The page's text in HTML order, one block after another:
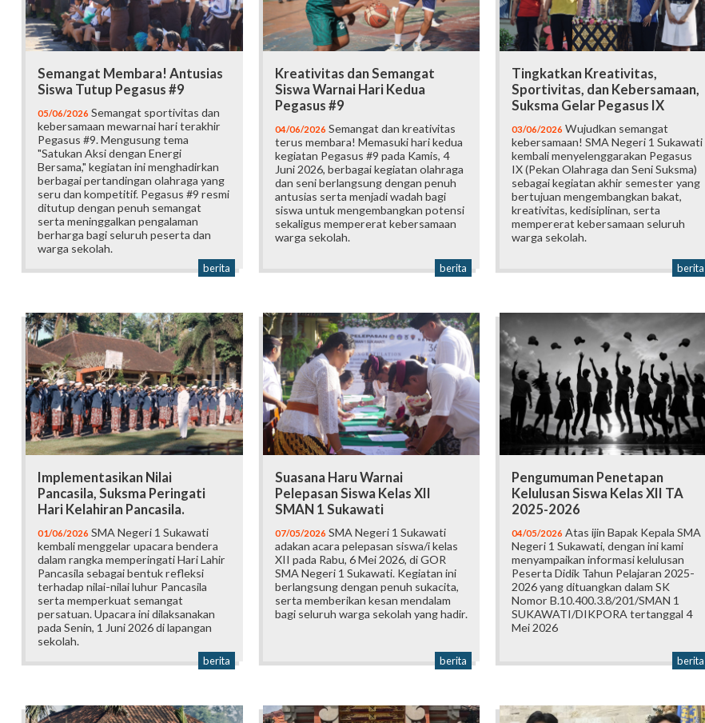
Semangat Membara! Antusias
Siswa Tutup Pegasus #9
05/06/2026 Semangat sportivitas dan
kebersamaan mewarnai hari terakhir
Pegasus #9. Mengusung tema
"Satukan Aksi dengan Energi
Bersama," kegiatan ini menghadirkan
berbagai pertandingan olahraga yang
seru dan kompetitif. Pegasus #9 resmi
ditutup dengan penuh semangat
serta meninggalkan pengalaman
berharga bagi seluruh peserta dan
warga sekolah.
berita
Kreativitas dan Semangat
Siswa Warnai Hari Kedua
Pegasus #9
04/06/2026 Semangat dan kreativitas
terus membara! Memasuki hari kedua
kegiatan Pegasus #9 pada Kamis, 4
Juni 2026, berbagai kegiatan olahraga
dan seni berlangsung dengan penuh
antusias serta menjadi wadah bagi
siswa untuk mengembangkan potensi
sekaligus mempererat kebersamaan
warga sekolah.
berita
Tingkatkan Kreativitas,
Sportivitas, dan Kebersamaan,
Suksma Gelar Pegasus IX
03/06/2026 Wujudkan semangat
kebersamaan! SMA Negeri 1 Sukawati
kembali menyelenggarakan Pegasus
IX (Pekan Olahraga dan Seni Suksma)
sebagai kegiatan akhir semester yang
bertujuan mengembangkan bakat,
kreativitas, kedisiplinan, serta
mempererat kebersamaan seluruh
warga sekolah.
berita
Implementasikan Nilai
Pancasila, Suksma Peringati
Hari Kelahiran Pancasila.
01/06/2026 SMA Negeri 1 Sukawati
kembali menggelar upacara bendera
dalam rangka memperingati Hari Lahir
Pancasila sebagai bentuk refleksi
terhadap nilai-nilai luhur Pancasila
serta memperkuat semangat
persatuan. Upacara ini dilaksanakan
pada Senin, 1 Juni 2026 di lapangan
sekolah.
berita
Suasana Haru Warnai
Pelepasan Siswa Kelas XII
SMAN 1 Sukawati
07/05/2026 SMA Negeri 1 Sukawati
adakan acara pelepasan siswa/i kelas
XII pada Rabu, 6 Mei 2026, di GOR
SMA Negeri 1 Sukawati. Kegiatan ini
berlangsung dengan penuh sukacita,
serta memberikan kesan mendalam
bagi seluruh warga sekolah yang hadir.
berita
Pengumuman Penetapan
Kelulusan Siswa Kelas XII TA
2025-2026
04/05/2026 Atas ijin Bapak Kepala SMA
Negeri 1 Sukawati, dengan ini kami
menyampaikan informasi kelulusan
Peserta Didik Tahun Pelajaran 2025-
2026 yang dituangkan dalam SK
Nomor B.10.400.3.8/201/SMAN 1
SUKAWATI/DIKPORA tertanggal 4
Mei 2026
berita